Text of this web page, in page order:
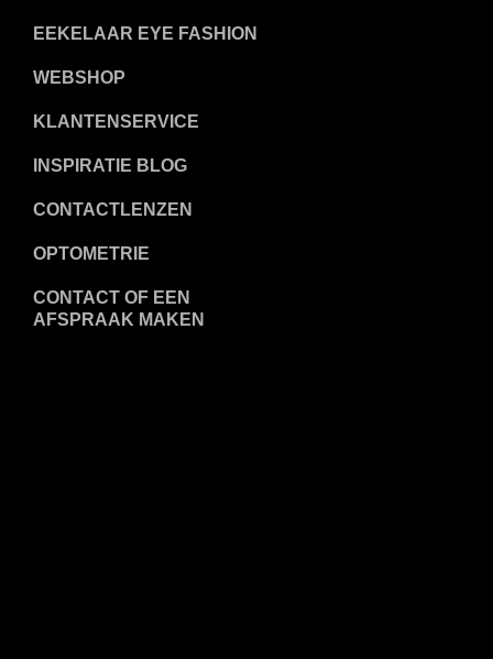
EEKELAAR EYE FASHION
WEBSHOP
KLANTENSERVICE
INSPIRATIE BLOG
CONTACTLENZEN
OPTOMETRIE
CONTACT OF EEN
AFSPRAAK MAKEN